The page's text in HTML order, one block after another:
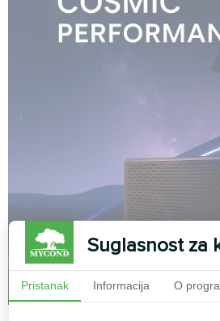
Suglasnost za
Pristanak Informacija O